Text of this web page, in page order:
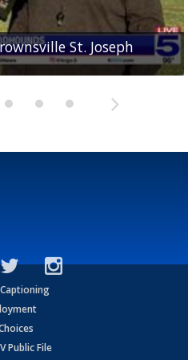
St. Joseph
Joseph Academy
Rattlers
wide receiver
Bearkats
Public File